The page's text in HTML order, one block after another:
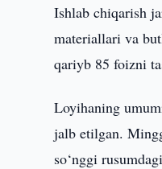
Ishlab chiqarish
materiallari va
qariyb 85 foizni
Loyihaning
jalb etilgan.
so‘nggi